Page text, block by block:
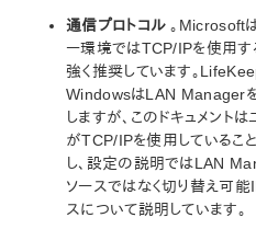
LifeKeeper for Windows サ
LifeKeeper Single
LifeKeeper Single
テクニカルドキュメンテーショ
通信プロトコル 。Microsoft
ー環境ではTCP/IPを使用す
強く推奨しています。
WindowsはLAN Manager
しますが、このドキュメント
がTCP/IPを使用しているこ
し、設定の説明ではLAN
ソースではなく切り替え可能
スについて説明しています。